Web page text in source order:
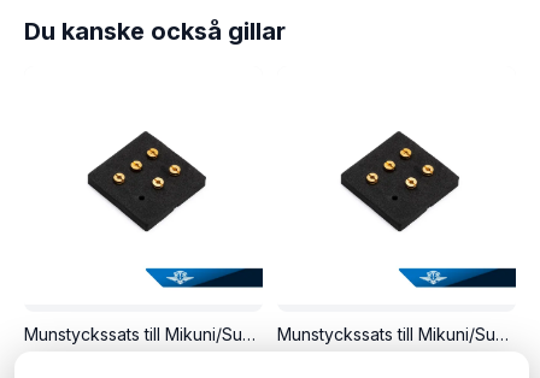
Du kanske också gillar
Munstyckssats till Mikuni/Suzuki. M5x0,75mm. 5st ingår, storlek 97,5-107,5.
Munstyckssats till Mikuni/Suzuki. M5x0,75mm. 5st ingår, storlek 122,5-132,5.